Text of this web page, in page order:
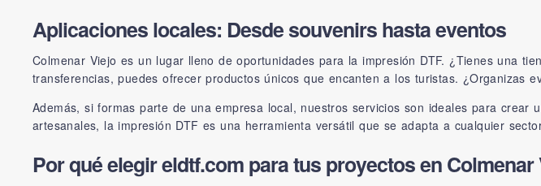
Aplicaciones locales: Desde souvenirs hasta eventos
Colmenar Viejo es un lugar lleno de oportunidades para la impresión DTF. ¿Tienes una
transferencias, puedes ofrecer productos únicos que encanten a los turistas. ¿Organizas
Además, si formas parte de una empresa local, nuestros servicios son ideales para
artesanales, la impresión DTF es una herramienta versátil que se adapta a cualquier
Por qué elegir eldtf.com para tus proyectos en Colmenar